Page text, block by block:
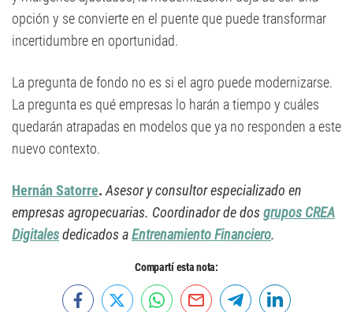
opción y se convierte en el puente que puede transformar
incertidumbre en oportunidad.
La pregunta de fondo no es si el agro puede modernizarse.
La pregunta es qué empresas lo harán a tiempo y cuáles
quedarán atrapadas en modelos que ya no responden a este
nuevo contexto.
Hernán Satorre. Asesor y consultor especializado en
empresas agropecuarias. Coordinador de dosgrupos CREA
Digitalesdedicados aEntrenamiento Financiero.
Compartí esta nota: